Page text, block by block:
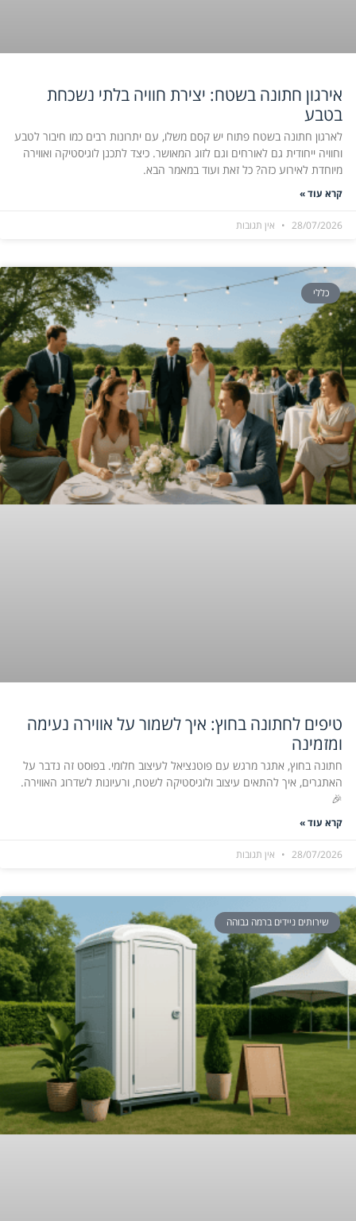
אירגון חתונה בשטח: יצירת חוויה בלתי נשכחת
בטבע
לארגון חתונה בשטח פתוח יש קסם משלו, עם יתרונות רבים כמו חיבור לטבע
וחוויה ייחודית גם לאורחים וגם לזוג המאושר. כיצד לתכנן לוגיסטיקה ואווירה
מיוחדת לאירוע כזה? כל זאת ועוד במאמר הבא.
קרא עוד »
28/07/2026 אין תגובות
כללי
טיפים לחתונה בחוץ: איך לשמור על אווירה נעימה
ומזמינה
חתונה בחוץ, אתגר מרגש עם פוטנציאל לעיצוב חלומי. בפוסט זה נדבר על
האתגרים, איך להתאים עיצוב ולוגיסטיקה לשטח, ורעיונות לשדרוג האווירה.
🎉
קרא עוד »
28/07/2026 אין תגובות
שירותים ניידים ברמה גבוהה